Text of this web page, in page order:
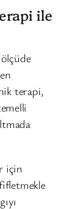
ile
terapi,
için